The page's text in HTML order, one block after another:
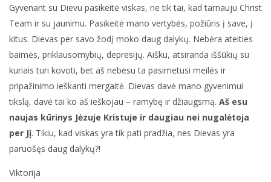
Gyvenant su Dievu pasikeitė viskas, ne tik tai, kad tarnauju Christ
Team ir su jaunimu. Pasikeitė mano vertybės, požiūris į save, į
kitus. Dievas per savo žodį moko daug dalykų. Nebėra ateities
baimės, priklausomybių, depresijų. Aišku, atsiranda iššūkių su
kuriais turi kovoti, bet aš nebesu ta pasimetusi meilės ir
pripažinimo ieškanti mergaitė. Dievas davė mano gyvenimui
tikslą, davė tai ko aš ieškojau – ramybę ir džiaugsmą. Aš esu
naujas kūrinys Jėzuje Kristuje ir daugiau nei nugalėtoja
per Jį. Tikiu, kad viskas yra tik pati pradžia, nes Dievas yra
paruošęs daug dalykų?!
Viktorija